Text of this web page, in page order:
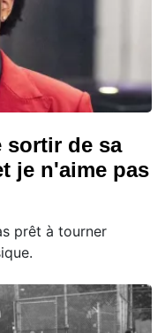
sortir de sa
je n'aime pas
prêt à tourner